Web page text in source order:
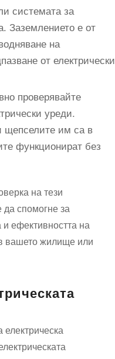
системата за
Заземлението е от
на
от електрически
проверявайте
уреди.
щепселите им са в
функционират без
на тези
спомогне за
ефективността на
вашето жилище или